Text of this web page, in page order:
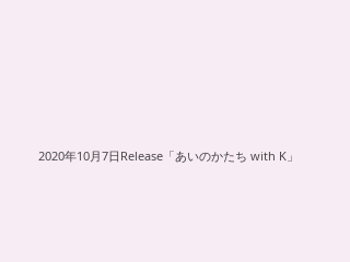
2020年10月7日Release「あいのかたち with K」